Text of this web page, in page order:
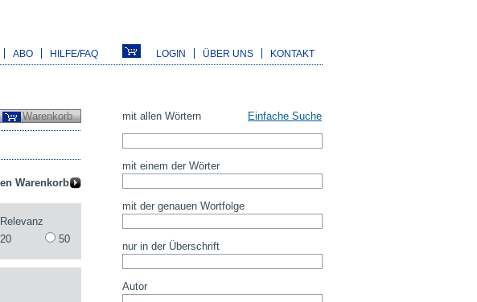
ABO HILFE/FAQ LOGIN ÜBER UNS KONTAKT
Warenkorb
Relevanz
20 50
mit allen Wörtern Einfache Suche
mit einem der Wörter
mit der genauen Wortfolge
nur in der Überschrift
Autor